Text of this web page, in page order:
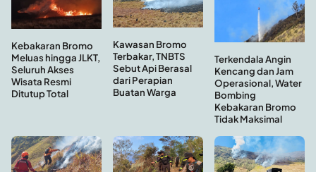
Kebakaran Bromo
Meluas hingga JLKT,
Seluruh Akses
Wisata Resmi
Ditutup Total
Kawasan Bromo
Terbakar, TNBTS
Sebut Api Berasal
dari Perapian
Buatan Warga
Terkendala Angin
Kencang dan Jam
Operasional, Water
Bombing
Kebakaran Bromo
Tidak Maksimal